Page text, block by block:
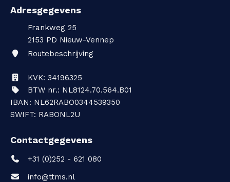
Adresgegevens
Frankweg 25
2153 PD Nieuw-Vennep
Routebeschrijving
KVK: 34196325
BTW nr.: NL8124.70.564.B01
IBAN: NL62RABO0344539350
SWIFT: RABONL2U
Contactgegevens
+31 (0)252 - 621 080
info@ttms.nl